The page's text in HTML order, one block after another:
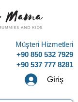
Müşteri Hizmetleri
+90 850 532 7929
+90 537 777 8281
Giriş